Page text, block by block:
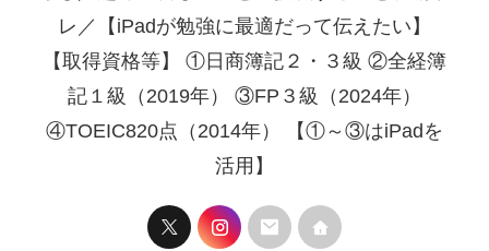
レ／【iPadが勉強に最適だって伝えたい】
【取得資格等】 ①日商簿記２・３級 ②全経簿
記１級（2019年） ③FP３級（2024年）
④TOEIC820点（2014年） 【①～③はiPadを
活用】